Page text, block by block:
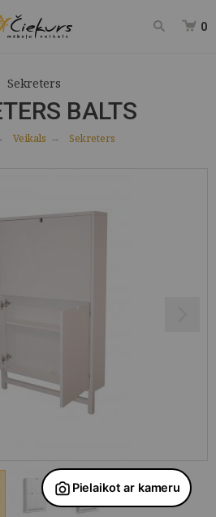
0
Sekreters
BALTS
Veikals Sekreters